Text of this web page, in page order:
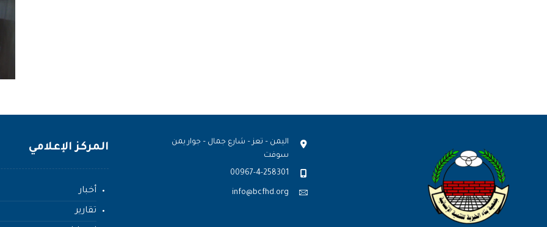
اليمن – تعز – شارع جمال – جوار يمن
سوفت
00967-4-258301
info@bcfhd.org
المركز الإعلامي
أخبار
تقارير